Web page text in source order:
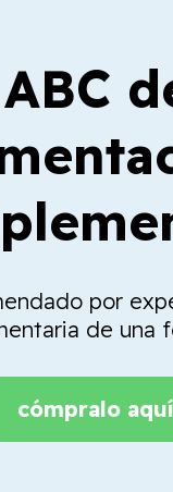
por
de una
cómpralo aquí